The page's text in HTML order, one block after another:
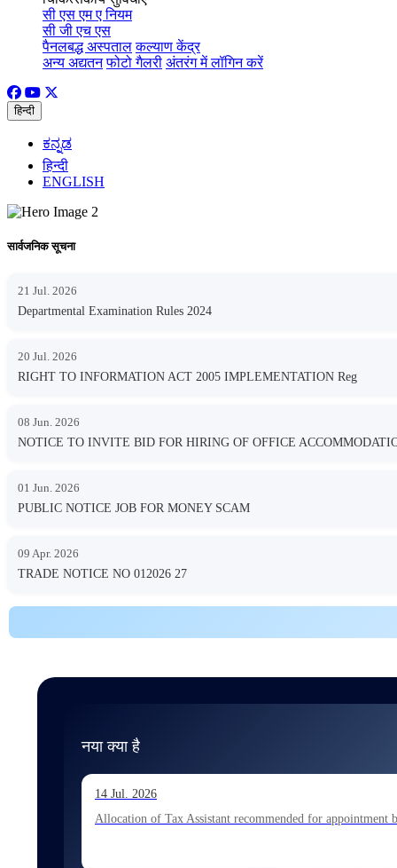
सी एस एम ए नियम
सी जी एच एस
पैनलबद्ध अस्पताल कल्याण केंद्र
अन्य अद्यतन फोटो गैलरी अंतरंग में लॉगिन करें
हिन्दी
ಕನ್ನಡ
हिन्दी
ENGLISH
सार्वजनिक सूचना
21 Jul. 2026
Departmental Examination Rules 2024
20 Jul. 2026
RIGHT TO INFORMATION ACT 2005 IMPLEMENTATION Reg
08 Jun. 2026
NOTICE TO INVITE BID FOR HIRING OF OFFICE
01 Jun. 2026
PUBLIC NOTICE JOB FOR MONEY SCAM
09 Apr. 2026
TRADE NOTICE NO 012026 27
नया क्या है
14 Jul. 2026
Allocation of Tax Assistant recommended for appointment